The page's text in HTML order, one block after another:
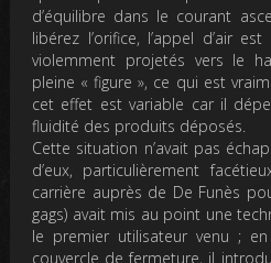
d’équilibre dans le courant
libérez l’orifice, l’appel d’air
violemment projetés vers le
pleine « figure », ce qui est
cet effet est variable car il
fluidité des produits déposés.
Cette situation n’avait pas
d’eux, particulièrement
carrière auprès de De Funès
gags) avait mis au point une
le premier utilisateur venu ;
couvercle de fermeture, il